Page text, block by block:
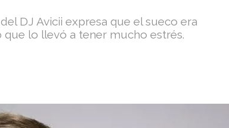
DJ Avicii expresa que el sueco era
lo llevó a tener mucho estrés.